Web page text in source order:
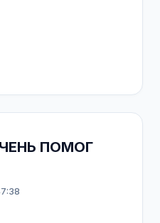
ПОМОГ